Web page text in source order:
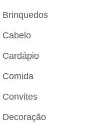
Brinquedos
Cabelo
Cardápio
Comida
Convites
Decoração